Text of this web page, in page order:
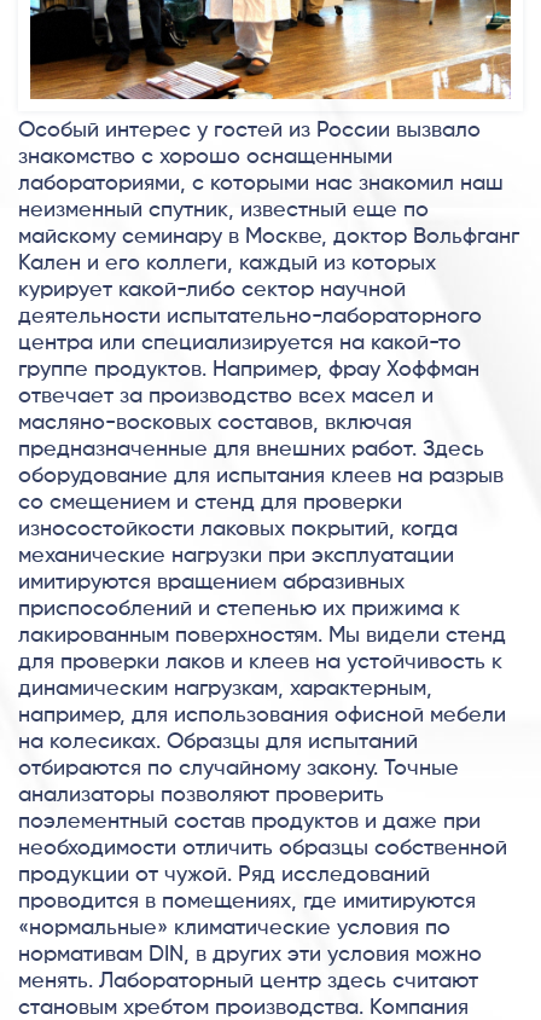
Особый интерес у гостей из России вызвало
знакомство с хорошо оснащенными
лабораториями, с которыми нас знакомил наш
неизменный спутник, известный еще по
майскому семинару в Москве, доктор Вольфганг
Кален и его коллеги, каждый из которых
курирует какой-либо сектор научной
деятельности испытательно-лабораторного
центра или специализируется на какой-то
группе продуктов. Например, фрау Хоффман
отвечает за производство всех масел и
масляно-восковых составов, включая
предназначенные для внешних работ. Здесь
оборудование для испытания клеев на разрыв
со смещением и стенд для проверки
износостойкости лаковых покрытий, когда
механические нагрузки при эксплуатации
имитируются вращением абразивных
приспособлений и степенью их прижима к
лакированным поверхностям. Мы видели стенд
для проверки лаков и клеев на устойчивость к
динамическим нагрузкам, характерным,
например, для использования офисной мебели
на колесиках. Образцы для испытаний
отбираются по случайному закону. Точные
анализаторы позволяют проверить
поэлементный состав продуктов и даже при
необходимости отличить образцы собственной
продукции от чужой. Ряд исследований
проводится в помещениях, где имитируются
«нормальные» климатические условия по
нормативам DIN, в других эти условия можно
менять. Лабораторный центр здесь считают
становым хребтом производства. Компания